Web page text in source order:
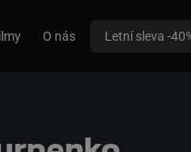
O nás Letní sleva -